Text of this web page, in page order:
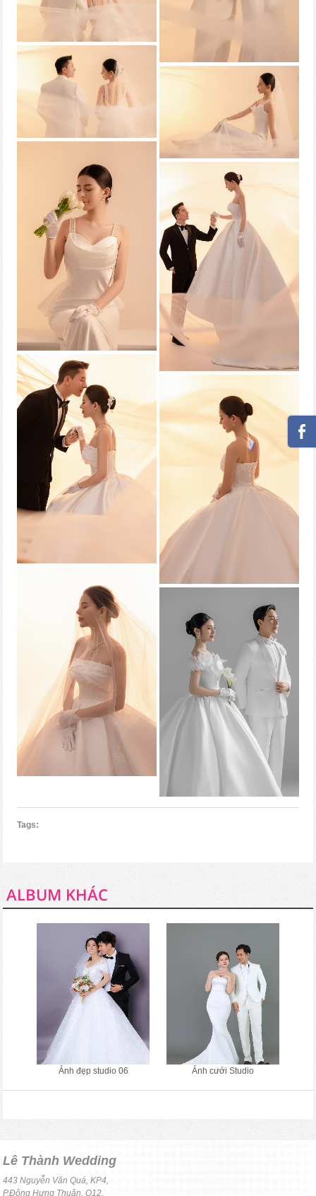
Tags:
ALBUM KHÁC
Ảnh đẹp studio 06 Ảnh cưới Studio
Lê Thành Wedding
443 Nguyễn Văn Quá, KP4,
P.Đông Hưng Thuận, Q12,